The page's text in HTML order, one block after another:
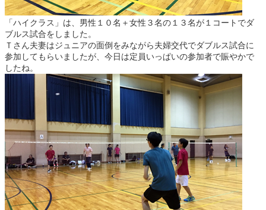
「ハイクラス」は、男性１０名＋女性３名の１３名が１コートでダ
ブルス試合をしました。
Ｔさん夫妻はジュニアの面倒をみながら夫婦交代でダブルス試合に
参加してもらいましたが、今日は定員いっぱいの参加者で賑やかで
したね。